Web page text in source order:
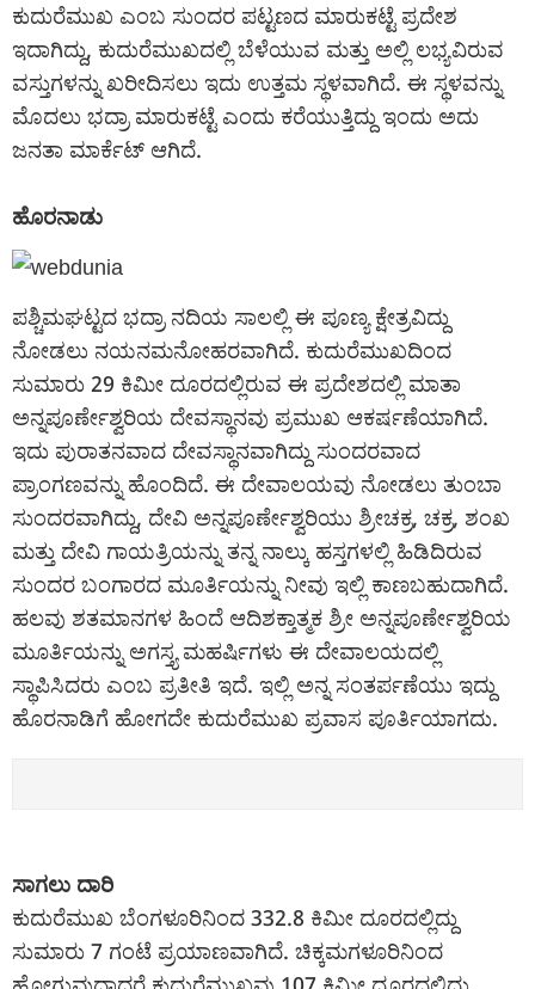
ಕುದುರೆಮುಖ ಎಂಬ ಸುಂದರ ಪಟ್ಟಣದ ಮಾರುಕಟ್ಟೆ ಪ್ರದೇಶ
ಇದಾಗಿದ್ದು, ಕುದುರೆಮುಖದಲ್ಲಿ ಬೆಳೆಯುವ ಮತ್ತು ಅಲ್ಲಿ ಲಭ್ಯವಿರುವ
ವಸ್ತುಗಳನ್ನು ಖರೀದಿಸಲು ಇದು ಉತ್ತಮ ಸ್ಥಳವಾಗಿದೆ. ಈ ಸ್ಥಳವನ್ನು
ಮೊದಲು ಭದ್ರಾ ಮಾರುಕಟ್ಟೆ ಎಂದು ಕರೆಯುತ್ತಿದ್ದು ಇಂದು ಅದು
ಜನತಾ ಮಾರ್ಕೆಟ್ ಆಗಿದೆ.
ಹೊರನಾಡು
ಪಶ್ಚಿಮಘಟ್ಟದ ಭದ್ರಾ ನದಿಯ ಸಾಲಲ್ಲಿ ಈ ಪೂಣ್ಯ ಕ್ಷೇತ್ರವಿದ್ದು
ನೋಡಲು ನಯನಮನೋಹರವಾಗಿದೆ. ಕುದುರೆಮುಖದಿಂದ
ಸುಮಾರು 29 ಕಿಮೀ ದೂರದಲ್ಲಿರುವ ಈ ಪ್ರದೇಶದಲ್ಲಿ ಮಾತಾ
ಅನ್ನಪೂರ್ಣೇಶ್ವರಿಯ ದೇವಸ್ಥಾನವು ಪ್ರಮುಖ ಆಕರ್ಷಣೆಯಾಗಿದೆ.
ಇದು ಪುರಾತನವಾದ ದೇವಸ್ಥಾನವಾಗಿದ್ದು ಸುಂದರವಾದ
ಪ್ರಾಂಗಣವನ್ನು ಹೊಂದಿದೆ. ಈ ದೇವಾಲಯವು ನೋಡಲು ತುಂಬಾ
ಸುಂದರವಾಗಿದ್ದು, ದೇವಿ ಅನ್ನಪೂರ್ಣೇಶ್ವರಿಯು ಶ್ರೀಚಕ್ರ, ಚಕ್ರ, ಶಂಖ
ಮತ್ತು ದೇವಿ ಗಾಯತ್ರಿಯನ್ನು ತನ್ನ ನಾಲ್ಕು ಹಸ್ತಗಳಲ್ಲಿ ಹಿಡಿದಿರುವ
ಸುಂದರ ಬಂಗಾರದ ಮೂರ್ತಿಯನ್ನು ನೀವು ಇಲ್ಲಿ ಕಾಣಬಹುದಾಗಿದೆ.
ಹಲವು ಶತಮಾನಗಳ ಹಿಂದೆ ಆದಿಶಕ್ತಾತ್ಮಕ ಶ್ರೀ ಅನ್ನಪೂರ್ಣೇಶ್ವರಿಯ
ಮೂರ್ತಿಯನ್ನು ಅಗಸ್ತ್ಯ ಮಹರ್ಷಿಗಳು ಈ ದೇವಾಲಯದಲ್ಲಿ
ಸ್ಥಾಪಿಸಿದರು ಎಂಬ ಪ್ರತೀತಿ ಇದೆ. ಇಲ್ಲಿ ಅನ್ನ ಸಂತರ್ಪಣೆಯು ಇದ್ದು
ಹೊರನಾಡಿಗೆ ಹೋಗದೇ ಕುದುರೆಮುಖ ಪ್ರವಾಸ ಪೂರ್ತಿಯಾಗದು.
ಸಾಗಲು ದಾರಿ
ಕುದುರೆಮುಖ ಬೆಂಗಳೂರಿನಿಂದ 332.8 ಕಿಮೀ ದೂರದಲ್ಲಿದ್ದು
ಸುಮಾರು 7 ಗಂಟೆ ಪ್ರಯಾಣವಾಗಿದೆ. ಚಿಕ್ಕಮಗಳೂರಿನಿಂದ